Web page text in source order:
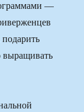
—
выращивать